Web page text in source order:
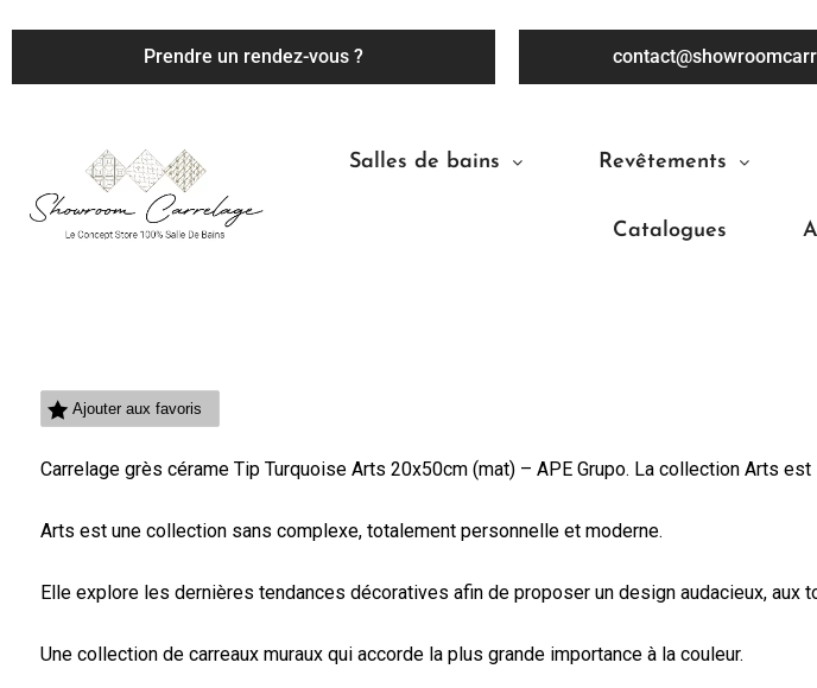
Prendre un rendez-vous ?
Salles de bains Revêtements
Catalogues
Ajouter aux favoris
Carrelage grès cérame Tip Turquoise Arts 20x50cm (mat) – APE Grupo. La collection Arts
Arts est une collection sans complexe, totalement personnelle et moderne.
Elle explore les dernières tendances décoratives afin de proposer un design audacieux, aux
Une collection de carreaux muraux qui accorde la plus grande importance à la couleur.